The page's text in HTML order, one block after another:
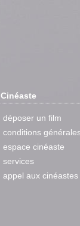
Cinéaste
déposer un film
conditions
espace cinéaste
services
appel aux cinéastes